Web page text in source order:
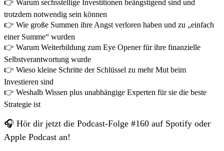
👉 Warum sechsstellige Investitionen beängstigend sind und
trotzdem notwendig sein können
👉 Wie große Summen ihre Angst verloren haben und zu „einfach
einer Summe“ wurden
👉 Warum Weiterbildung zum Eye Opener für ihre finanzielle
Selbstverantwortung wurde
👉 Wieso kleine Schritte der Schlüssel zu mehr Mut beim
Investieren sind
👉 Weshalb Wissen plus unabhängige Experten für sie die beste
Strategie ist
🎧 Hör dir jetzt die Podcast-Folge #160 auf Spotify oder
Apple Podcast an!